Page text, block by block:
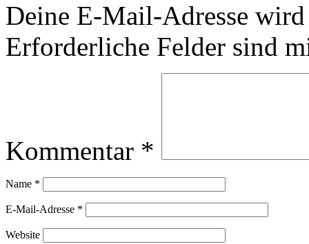
Deine E-Mail-Adresse
Erforderliche Felder sind
Kommentar *
Name *
E-Mail-Adresse *
Website